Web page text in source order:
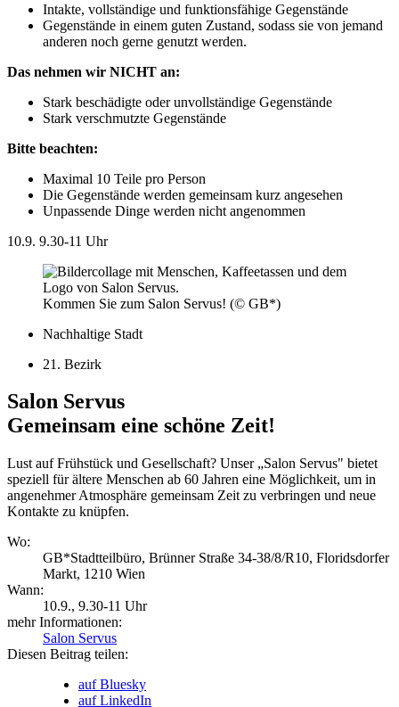
Intakte, vollständige und funktionsfähige Gegenstände
Gegenstände in einem guten Zustand, sodass sie von jemand
anderen noch gerne genutzt werden.
Das nehmen wir NICHT an:
Stark beschädigte oder unvollständige Gegenstände
Stark verschmutzte Gegenstände
Bitte beachten:
Maximal 10 Teile pro Person
Die Gegenstände werden gemeinsam kurz angesehen
Unpassende Dinge werden nicht angenommen
10.9. 9.30-11 Uhr
Kommen Sie zum Salon Servus! (© GB*)
Nachhaltige Stadt
21. Bezirk
Salon Servus
Gemeinsam eine schöne Zeit!
Lust auf Frühstück und Gesellschaft? Unser „Salon Servus" bietet
speziell für ältere Menschen ab 60 Jahren eine Möglichkeit, um in
angenehmer Atmosphäre gemeinsam Zeit zu verbringen und neue
Kontakte zu knüpfen.
Wo:
GB*Stadtteilbüro, Brünner Straße 34-38/8/R10, Floridsdorfer
Markt, 1210 Wien
Wann:
10.9., 9.30-11 Uhr
mehr Informationen:
Salon Servus
Diesen Beitrag teilen:
auf Bluesky
auf LinkedIn